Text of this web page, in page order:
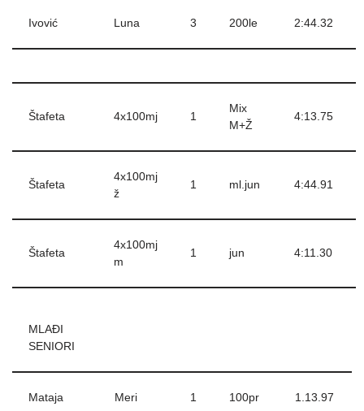
Ivović Luna 3 200le 2:44.32
Štafeta 4x100mj 1
Mix
M+Ž
4:13.75
Štafeta
4x100mj
ž
1 ml.jun 4:44.91
Štafeta
4x100mj
m
1 jun 4:11.30
MLAĐI
SENIORI
Mataja Meri 1 100pr 1.13.97